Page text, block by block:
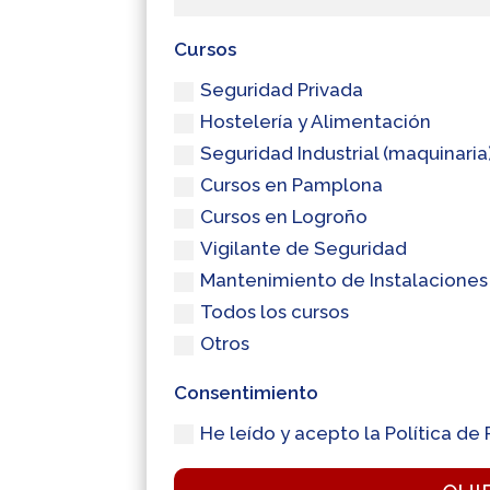
Cursos
Seguridad Privada
Hostelería y Alimentación
Seguridad Industrial
Cursos en Pamplona
Cursos en Logroño
Vigilante de Seguridad
Mantenimiento de Instalaciones
Todos los cursos
Otros
Consentimiento
He leído y acepto la Política de